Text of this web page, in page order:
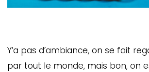
Y’a pas d’ambiance, on se fait
par tout le monde, mais bon, on